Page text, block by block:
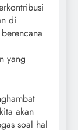
di
yang
akan
soal hal